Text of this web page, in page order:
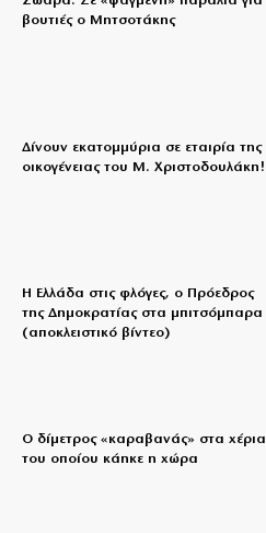
βουτιές ο Μητσοτάκης
Δίνουν εκατομμύρια σε εταιρία της
οικογένειας του Μ. Χριστοδουλάκη!
Η Ελλάδα στις φλόγες, ο Πρόεδρος
της Δημοκρατίας στα μπιτσόμπαρα
(αποκλειστικό βίντεο)
Ο δίμετρος «καραβανάς» στα χέρια
του οποίου κάηκε η χώρα